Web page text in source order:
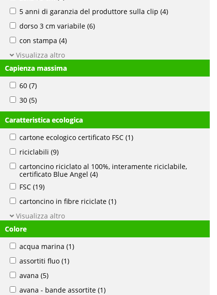
5 anni di garanzia del produttore sulla clip (4)
dorso 3 cm variabile (6)
con stampa (4)
Visualizza altro
Capienza massima
60 (7)
30 (5)
Caratteristica ecologica
cartone ecologico certificato FSC (1)
riciclabili (9)
cartoncino riciclato al 100%, interamente riciclabile,
certificato Blue Angel (4)
FSC (19)
cartoncino in fibre riciclate (1)
Visualizza altro
Colore
acqua marina (1)
assortiti fluo (1)
avana (5)
avana - bande assortite (1)